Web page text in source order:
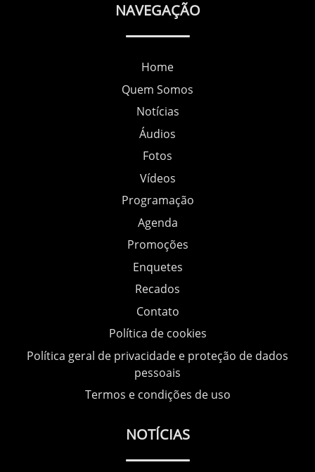
NAVEGAÇÃO
Home
Quem Somos
Notícias
Áudios
Fotos
Vídeos
Programação
Agenda
Promoções
Enquetes
Recados
Contato
Política de cookies
Política geral de privacidade e proteção de dados
pessoais
Termos e condições de uso
NOTÍCIAS